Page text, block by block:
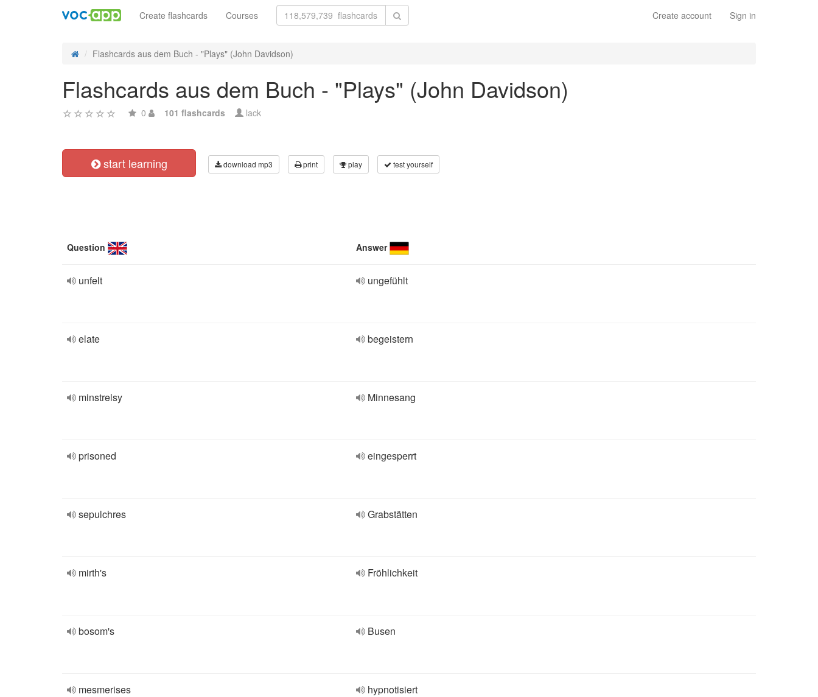
Create account Sign in
Create flashcards Courses
Flashcards aus dem Buch - "Plays" (John Davidson)
Flashcards aus dem Buch - "Plays" (John Davidson)
0 101 flashcards lack
start learning download mp3 print play test yourself
Question Answer
unfelt ungefühlt
elate begeistern
minstrelsy Minnesang
prisoned eingesperrt
sepulchres Grabstätten
mirth's Fröhlichkeit
bosom's Busen
mesmerises hypnotisiert